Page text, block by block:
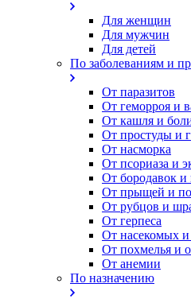
Для женщин
Для мужчин
Для детей
По заболеваниям и
От паразитов
Oт геморроя и
От кашля и
От простуды и
От насморка
Oт псориаза и
От бородавок
От прыщей и
От рубцов и
От герпеса
От насекомых и
От похмелья и
От анемии
По назначению